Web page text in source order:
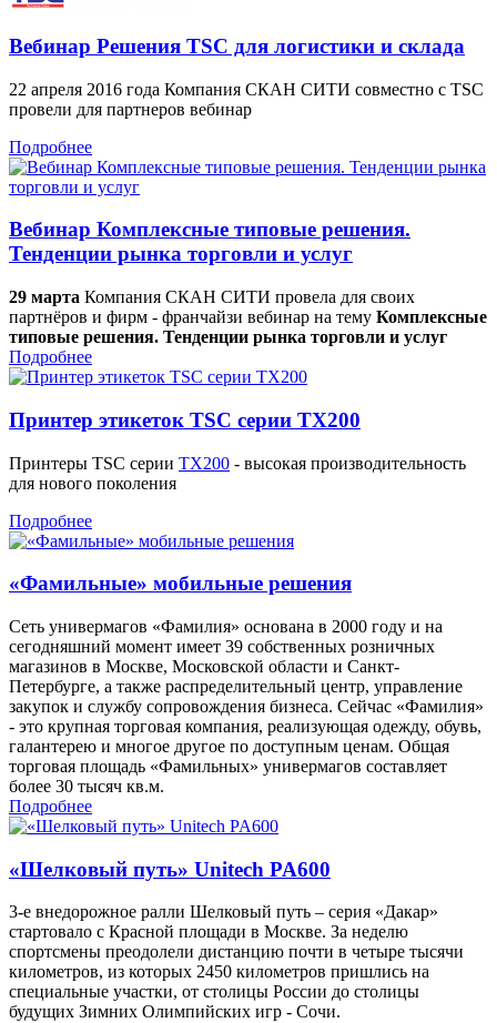
Вебинар Решения TSC для логистики и склада
22 апреля 2016 года Компания СКАН СИТИ совместно с TSC
провели для партнеров вебинар
Подробнее
Вебинар Комплексные типовые решения.
Тенденции рынка торговли и услуг
29 марта Компания СКАН СИТИ провела для своих
партнёров и фирм - франчайзи вебинар на тему Комплексные
типовые решения. Тенденции рынка торговли и услуг
Подробнее
Принтер этикеток TSC серии TX200
Принтеры TSC серии TX200 - высокая производительность
для нового поколения
Подробнее
«Фамильные» мобильные решения
Сеть универмагов «Фамилия» основана в 2000 году и на
сегодняшний момент имеет 39 собственных розничных
магазинов в Москве, Московской области и Санкт-
Петербурге, а также распределительный центр, управление
закупок и службу сопровождения бизнеса. Сейчас «Фамилия»
- это крупная торговая компания, реализующая одежду, обувь,
галантерею и многое другое по доступным ценам. Общая
торговая площадь «Фамильных» универмагов составляет
более 30 тысяч кв.м.
Подробнее
«Шелковый путь» Unitech PA600
3-е внедорожное ралли Шелковый путь – серия «Дакар»
стартовало с Красной площади в Москве. За неделю
спортсмены преодолели дистанцию почти в четыре тысячи
километров, из которых 2450 километров пришлись на
специальные участки, от столицы России до столицы
будущих Зимних Олимпийских игр - Сочи.